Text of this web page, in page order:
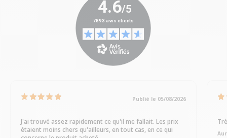
Publié le 05/08/2026
J'ai trouvé assez rapidement ce qu'il me fallait. Les prix
étaient moins chers qu'ailleurs, en tout cas, en ce qui